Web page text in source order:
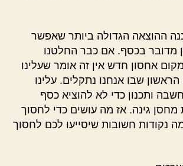
ההוצאה הגדולה ביותר שאפשר
מדובר בכסף. אם כבר החלטנו
אחסון חדש אין זה אומר שעלינו
שבו אנחנו נתקלים. עלינו
ותכנון כדי לא להוציא כסף
מחסן גינה. אז מה עושים כדי לחסוך
נקודות חשובות שיסייעו לכם לחסוך